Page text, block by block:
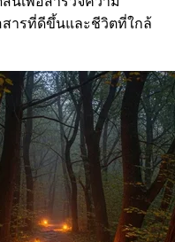
สารที่ดีขึ้นและชีวิตที่ใกล้